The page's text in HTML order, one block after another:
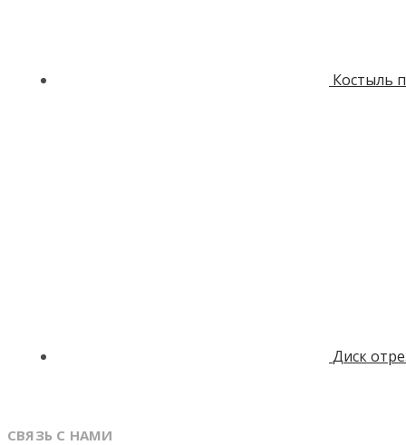
Костыль
Диск
СВЯЗЬ С НАМИ